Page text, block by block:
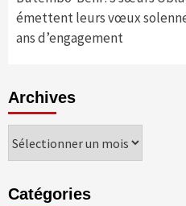
émettent leurs vœux
ans d’engagement
Archives
Archives
Catégories